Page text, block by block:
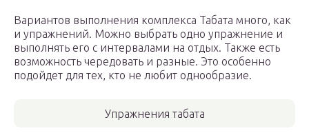
Вариантов выполнения комплекса Табата много, как
и упражнений. Можно выбрать одно упражнение и
выполнять его с интервалами на отдых. Также есть
возможность чередовать и разные. Это особенно
подойдет для тех, кто не любит однообразие.
Упражнения табата